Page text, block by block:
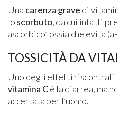
Una carenza grave di
lo scorbuto, da cui infatti
ascorbico” ossia che evita
TOSSICITÀ DA
Uno degli effetti riscontrati
vitamina Cè la diarrea, ma
accertata per l’uomo.